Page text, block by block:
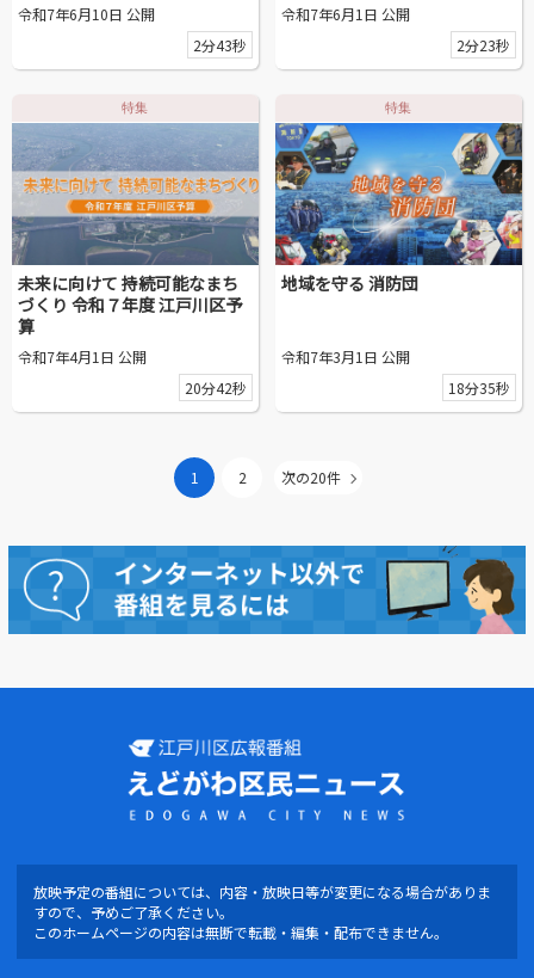
令和7年6月10日 公開
2分43秒
令和7年6月1日 公開
2分23秒
特集
未来に向けて 持続可能なまち
づくり 令和７年度 江戸川区予
算
令和7年4月1日 公開
20分42秒
特集
地域を守る 消防団
令和7年3月1日 公開
18分35秒
1 2 次の20件
放映予定の番組については、内容・放映日等が変更になる場合がありま
すので、予めご了承ください。
このホームページの内容は無断で転載・編集・配布できません。